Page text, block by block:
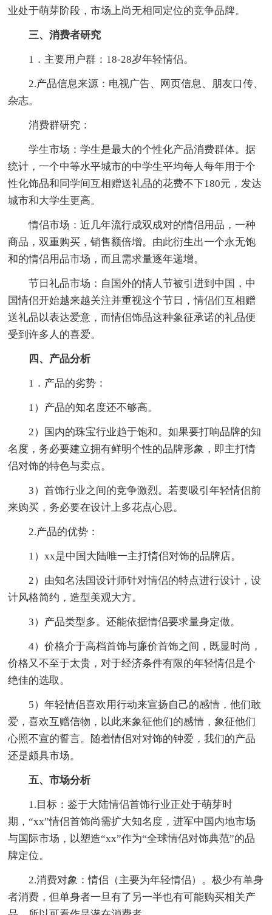
业处于萌芽阶段，市场上尚无相同定位的竞争品牌。
三、消费者研究
1．主要用户群：18-28岁年轻情侣。
2.产品信息来源：电视广告、网页信息、朋友口传、
杂志。
消费群研究：
学生市场：学生是最大的个性化产品消费群体。据
统计，一个中等水平城市的中学生平均每人每年用于个
性化饰品和同学间互相赠送礼品的花费不下180元，发达
城市和大学生更高。
情侣市场：近几年流行成双成对的情侣用品，一种
商品，双重购买，销售额倍增。由此衍生出一个永无饱
和的情侣用品市场，而且需求量逐年递增。
节日礼品市场：自国外的情人节被引进到中国，中
国情侣开始越来越关注并重视这个节日，情侣们互相赠
送礼品以表达爱意，而情侣饰品这种象征承诺的礼品便
受到许多人的喜爱。
四、产品分析
1．产品的劣势：
1）产品的知名度还不够高。
2）国内的珠宝行业趋于饱和。如果要打响品牌的知
名度，务必要建立拥有鲜明个性的品牌形象，即主打情
侣对饰的特色与卖点。
3）首饰行业之间的竞争激烈。若要吸引年轻情侣前
来购买，务必要在设计上多花点心思。
2.产品的优势：
1）xx是中国大陆唯一主打情侣对饰的品牌店。
2）由知名法国设计师针对情侣的特点进行设计，设
计风格简约，造型美观大方。
3）产品类型多。还能依据情侣要求量身定做。
4）价格介于高档首饰与廉价首饰之间，既显时尚，
价格又不至于太贵，对于经济条件有限的年轻情侣是个
绝佳的选取。
5）年轻情侣喜欢用行动来宣扬自己的感情，他们敢
爱，喜欢互赠信物，以此来象征他们的感情，象征他们
心照不宣的誓言。随着情侣对对饰的钟爱，我们的产品
还是颇具市场。
五、市场分析
1.目标：鉴于大陆情侣首饰行业正处于萌芽时
期，“xx”情侣首饰尚需扩大知名度，进军中国内地市场
与国际市场，以塑造“xx”作为“全球情侣对饰典范”的品
牌定位。
2.消费对象：情侣（主要为年轻情侣）。极少有单身
者消费，但单身者一旦有了另一半也有可能购买相关产